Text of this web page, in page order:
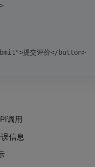
提交评价</button>
调用
信息